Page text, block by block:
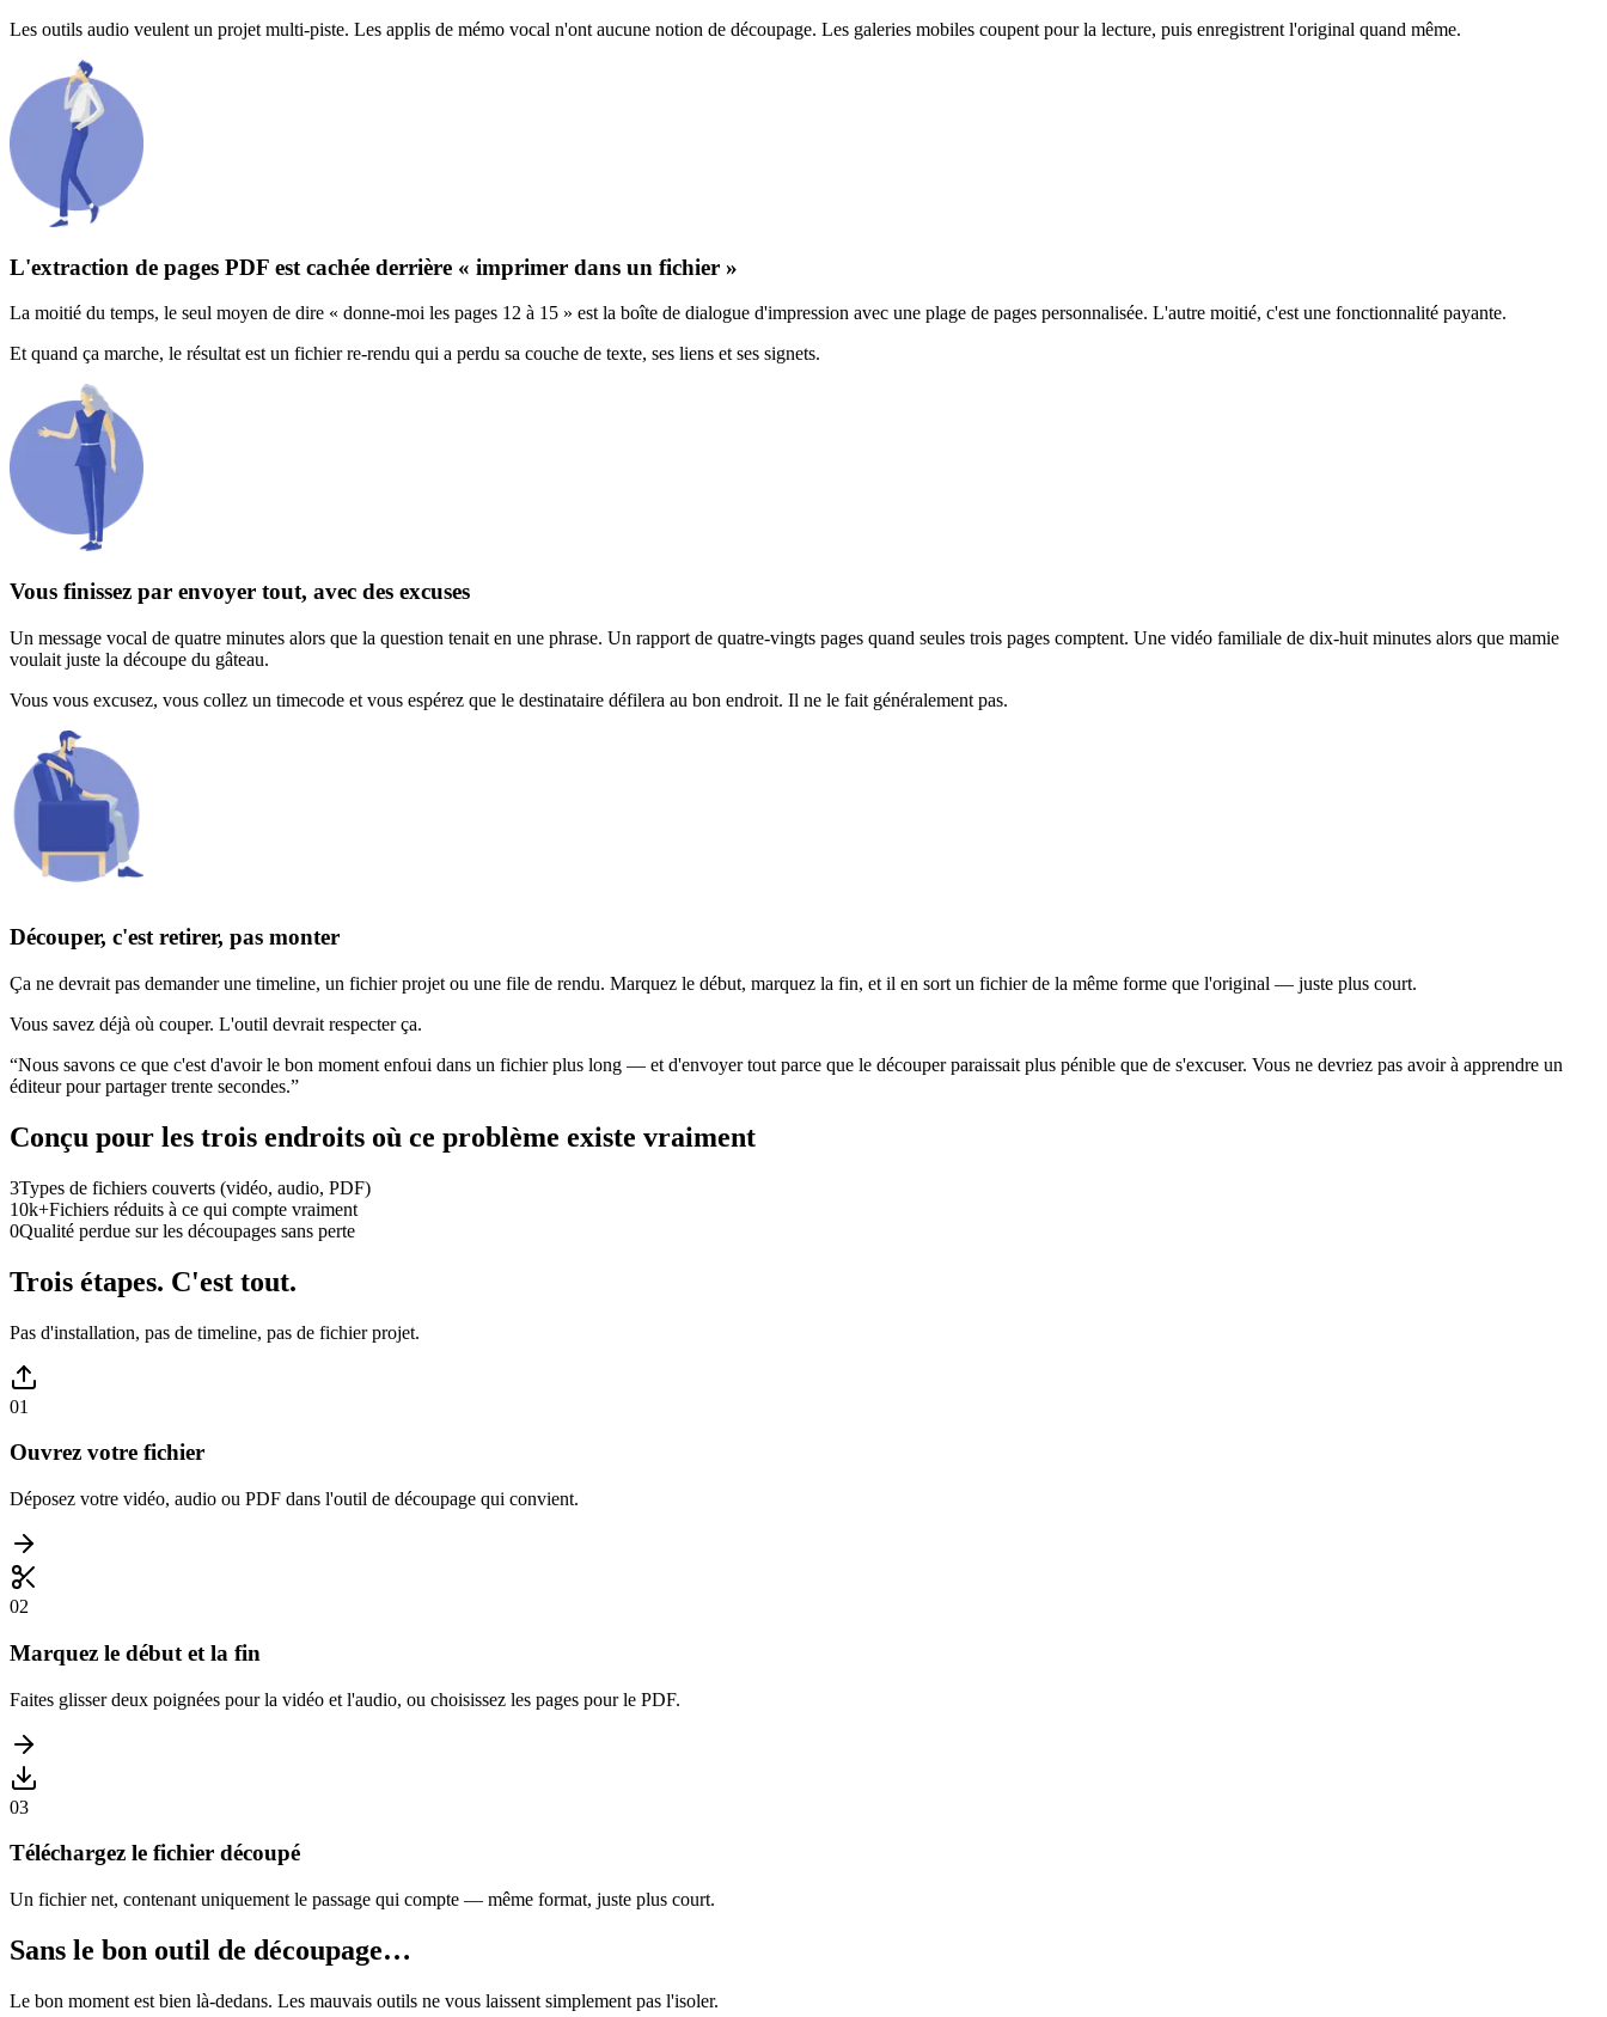
Les outils audio veulent un projet multi-piste. Les applis de mémo vocal n'ont aucune notion de découpage. Les galeries mobiles coupent pour la lecture, puis enregistrent l'original quand même.
L'extraction de pages PDF est cachée derrière « imprimer dans un fichier »
La moitié du temps, le seul moyen de dire « donne-moi les pages 12 à 15 » est la boîte de dialogue d'impression avec une plage de pages personnalisée. L'autre moitié, c'est une fonctionnalité payante.
Et quand ça marche, le résultat est un fichier re-rendu qui a perdu sa couche de texte, ses liens et ses signets.
Vous finissez par envoyer tout, avec des excuses
Un message vocal de quatre minutes alors que la question tenait en une phrase. Un rapport de quatre-vingts pages quand seules trois pages comptent. Une vidéo familiale de dix-huit minutes alors que mamie
voulait juste la découpe du gâteau.
Vous vous excusez, vous collez un timecode et vous espérez que le destinataire défilera au bon endroit. Il ne le fait généralement pas.
Découper, c'est retirer, pas monter
Ça ne devrait pas demander une timeline, un fichier projet ou une file de rendu. Marquez le début, marquez la fin, et il en sort un fichier de la même forme que l'original — juste plus court.
Vous savez déjà où couper. L'outil devrait respecter ça.
“Nous savons ce que c'est d'avoir le bon moment enfoui dans un fichier plus long — et d'envoyer tout parce que le découper paraissait plus pénible que de s'excuser. Vous ne devriez pas avoir à apprendre un
éditeur pour partager trente secondes.”
Conçu pour les trois endroits où ce problème existe vraiment
3Types de fichiers couverts (vidéo, audio, PDF)
10k+Fichiers réduits à ce qui compte vraiment
0Qualité perdue sur les découpages sans perte
Trois étapes. C'est tout.
Pas d'installation, pas de timeline, pas de fichier projet.
01
Ouvrez votre fichier
Déposez votre vidéo, audio ou PDF dans l'outil de découpage qui convient.
02
Marquez le début et la fin
Faites glisser deux poignées pour la vidéo et l'audio, ou choisissez les pages pour le PDF.
03
Téléchargez le fichier découpé
Un fichier net, contenant uniquement le passage qui compte — même format, juste plus court.
Sans le bon outil de découpage…
Le bon moment est bien là-dedans. Les mauvais outils ne vous laissent simplement pas l'isoler.